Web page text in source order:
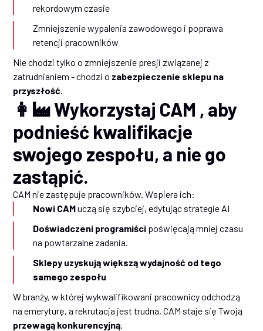
rekordowym czasie
Zmniejszenie wypalenia zawodowego i poprawa
retencji pracowników
Nie chodzi tylko o zmniejszenie presji związanej z
zatrudnianiem - chodzi o zabezpieczenie sklepu na
przyszłość.
👩‍🏭 Wykorzystaj CAM , aby
podnieść kwalifikacje
swojego zespołu, a nie go
zastąpić.
CAM nie zastępuje pracowników. Wspiera ich:
Nowi CAMuczą się szybciej, edytując strategie AI
Doświadczeni programiści poświęcają mniej czasu
na powtarzalne zadania.
Sklepy uzyskują większą wydajność od tego
samego zespołu
W branży, w której wykwalifikowani pracownicy odchodzą
na emeryturę, a rekrutacja jest trudna, CAM staje się Twoją
przewagą konkurencyjną